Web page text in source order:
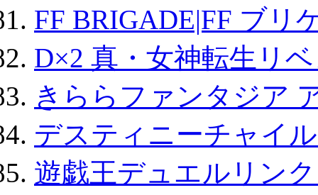
FF BRIGADE|FF ブリ
D×2 真・女神転生リ
きららファンタジア
デスティニーチャイ
遊戯王デュエルリン